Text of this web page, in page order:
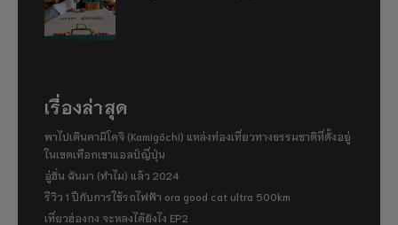
เรื่องล่าสุด
พาไปเดินคามิโคจิ (Kamigōchi) แหล่งท่องเที่ยวทางธรรมชาติที่ตั้งอยู่
ในเขตเทือกเขาแอลป์ญี่ปุ่น
อู่ฮั่น ฉันมา (ทำไม) แล้ว 2024
รีวิว 1 ปีกับการใช้รถไฟฟ้า ora good cat ultra 500km
เที่ยวฮ่องกง จะหลงได้ยังไง EP2